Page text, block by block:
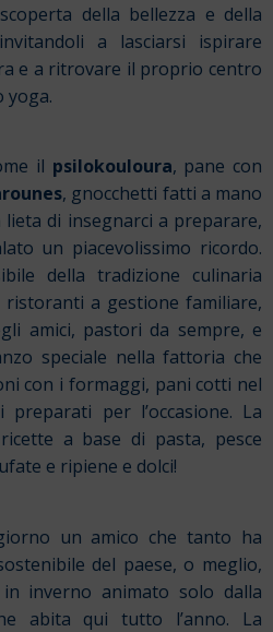
della bellezza e della
a lasciarsi ispirare
e a ritrovare il proprio centro
yoga.
il psilokouloura, pane con
, gnocchetti fatti a mano
di insegnarci a preparare,
un piacevolissimo ricordo.
della tradizione culinaria
ristoranti a gestione familiare,
amici, pastori da sempre, e
speciale nella fattoria che
con i formaggi, pani cotti nel
per l’occasione. La
a base di pasta, pesce
e ripiene e dolci!
un amico che tanto ha
del paese, o meglio,
inverno animato solo dalla
abita qui tutto l’anno. La